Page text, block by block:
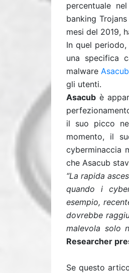
percentuale
banking
mesi del 2019,
In quel
una specifica
malwareAsacub
gli utenti.
Asacub è
il suo picco
momento, il
cyberminaccia
che Asacub
“La rapida
quando i
esempio,
dovrebbe
malevola solo
Researcher
Se questo